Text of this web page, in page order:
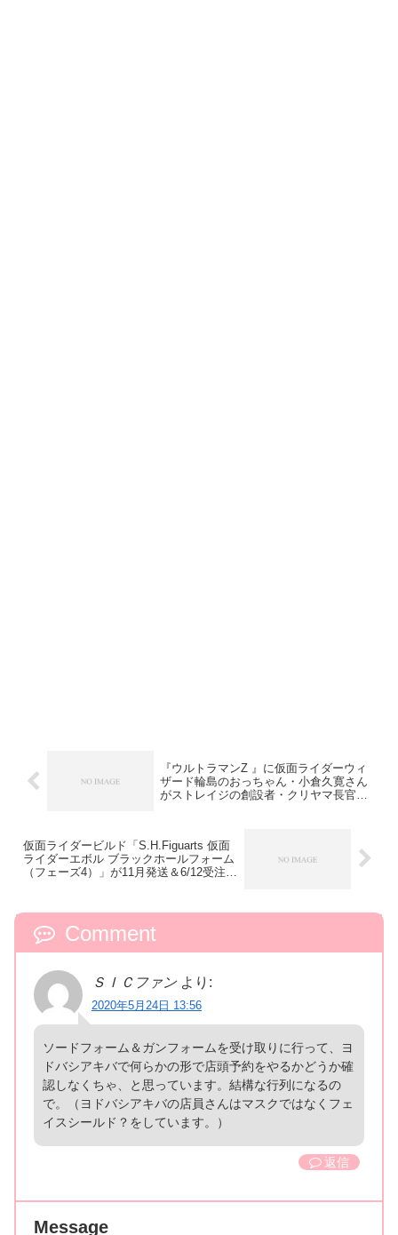
『ウルトラマンZ 』に仮面ライダーウィ
ザード輪島のおっちゃん・小倉久寛さん
がストレイジの創設者・クリヤマ長官役
仮面ライダービルド「S.H.Figuarts 仮面
ライダーエボル ブラックホールフォーム
（フェーズ4）」が11月発送＆6/12受注開
Comment
ＳＩＣファン より:
2020年5月24日 13:56
ソードフォーム＆ガンフォームを受け取りに行って、ヨ
ドバシアキバで何らかの形で店頭予約をやるかどうか確
認しなくちゃ、と思っています。結構な行列になるの
で。（ヨドバシアキバの店員さんはマスクではなくフェ
イスシールド？をしています。）
返信
Message